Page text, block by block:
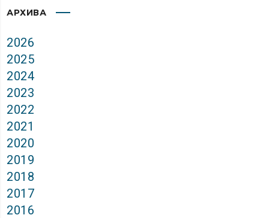
АРХИВА
2026
2025
2024
2023
2022
2021
2020
2019
2018
2017
2016